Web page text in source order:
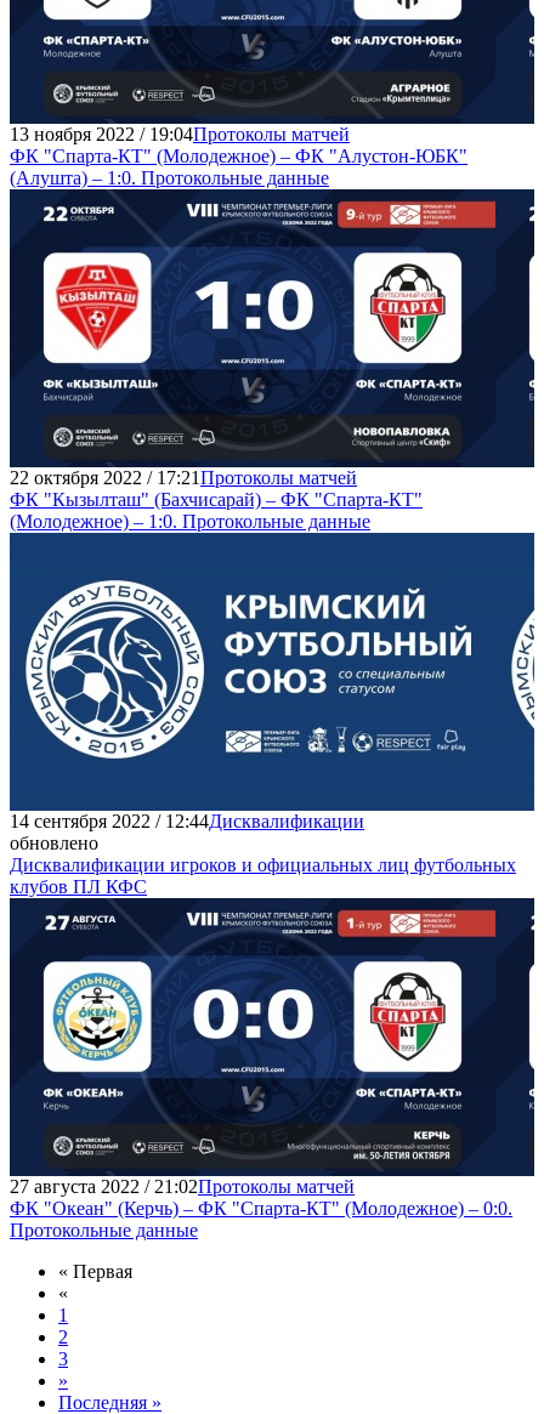
13 ноября 2022 / 19:04Протоколы матчей
ФК "Спарта-КТ" (Молодежное) – ФК "Алустон-ЮБК"
(Алушта) – 1:0. Протокольные данные
22 октября 2022 / 17:21Протоколы матчей
ФК "Кызылташ" (Бахчисарай) – ФК "Спарта-КТ"
(Молодежное) – 1:0. Протокольные данные
14 сентября 2022 / 12:44Дисквалификации
обновлено
Дисквалификации игроков и официальных лиц футбольных
клубов ПЛ КФС
27 августа 2022 / 21:02Протоколы матчей
ФК "Океан" (Керчь) – ФК "Спарта-КТ" (Молодежное) – 0:0.
Протокольные данные
« Первая
«
1
2
3
»
Последняя »